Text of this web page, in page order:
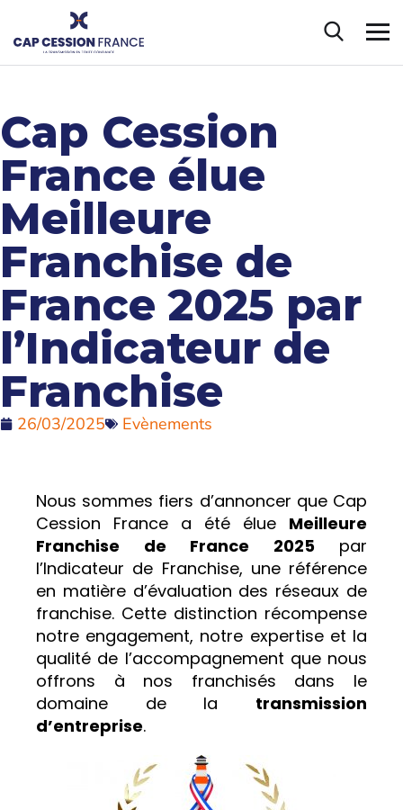
Cap Cession
France élue
Meilleure
Franchise de
France 2025 par
l’Indicateur de
Franchise
26/03/2025 Evènements
Nous sommes fiers d’annoncer que Cap
Cession France a été élue Meilleure
Franchise de France 2025par
l’Indicateur de Franchise, une référence
en matière d’évaluation des réseaux de
franchise. Cette distinction récompense
notre engagement, notre expertise et la
qualité de l’accompagnement que nous
offrons à nos franchisés dans le
domaine de la transmission
d’entreprise.